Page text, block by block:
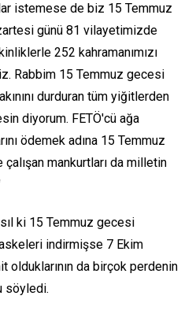
istemese de biz 15 Temmuz
günü 81 vilayetimizde
252 kahramanımızı
Rabbim 15 Temmuz gecesi
durduran tüm yiğitlerden
diyorum. FETÖ'cü ağa
ödemek adına 15 Temmuz
mankurtları da milletin
ki 15 Temmuz gecesi
indirmişse 7 Ekim
olduklarının da birçok perdenin
söyledi.